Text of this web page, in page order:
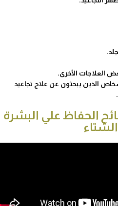
العلاجات الأخرى.
الذين يبحثون عن علاج تجاعيد
الحفاظ علي البشرة